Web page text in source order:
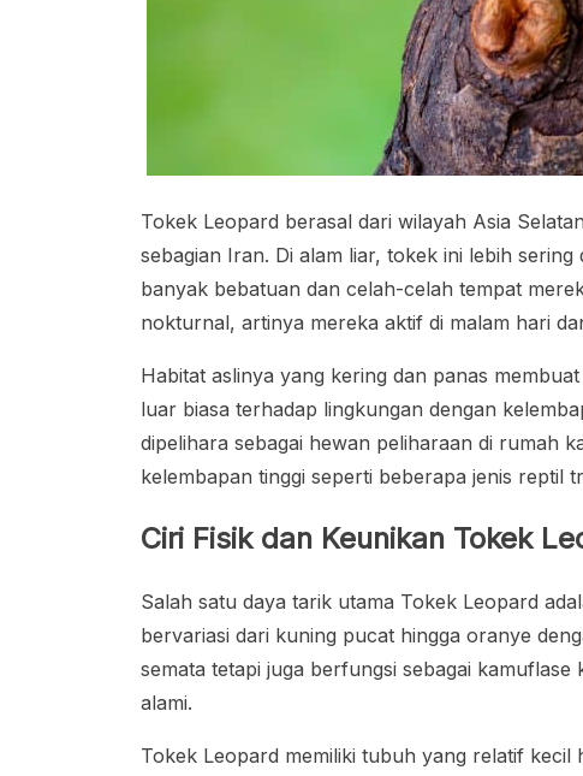
Tokek Leopard berasal dari wilayah Asia
sebagian Iran. Di alam liar, tokek ini lebih
banyak bebatuan dan celah-celah tempat
nokturnal, artinya mereka aktif di malam hari
Habitat aslinya yang kering dan panas
luar biasa terhadap lingkungan dengan
dipelihara sebagai hewan peliharaan di rumah
kelembapan tinggi seperti beberapa jenis reptil
Ciri Fisik dan Keunikan Tokek
Salah satu daya tarik utama Tokek Leopard
bervariasi dari kuning pucat hingga oranye
semata tetapi juga berfungsi sebagai
alami.
Tokek Leopard memiliki tubuh yang relatif kecil